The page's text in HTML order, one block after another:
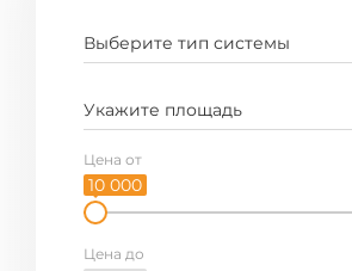
Выберите тип системы
Укажите площадь
Цена от
10 000
Цена до